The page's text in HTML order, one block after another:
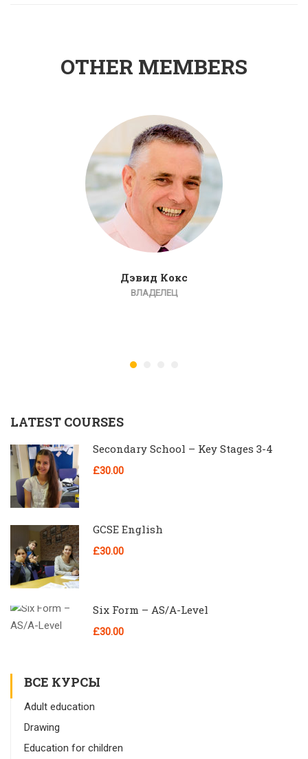
OTHER MEMBERS
Дэвид Кокс
ВЛАДЕЛЕЦ
LATEST COURSES
Secondary School – Key Stages 3-4
£30.00
GCSE English
£30.00
Six Form – AS/A-Level
£30.00
ВСЕ КУРСЫ
Adult education
Drawing
Education for children